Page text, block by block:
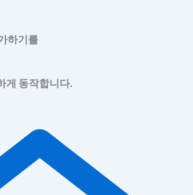
하기를
게 동작합니다.